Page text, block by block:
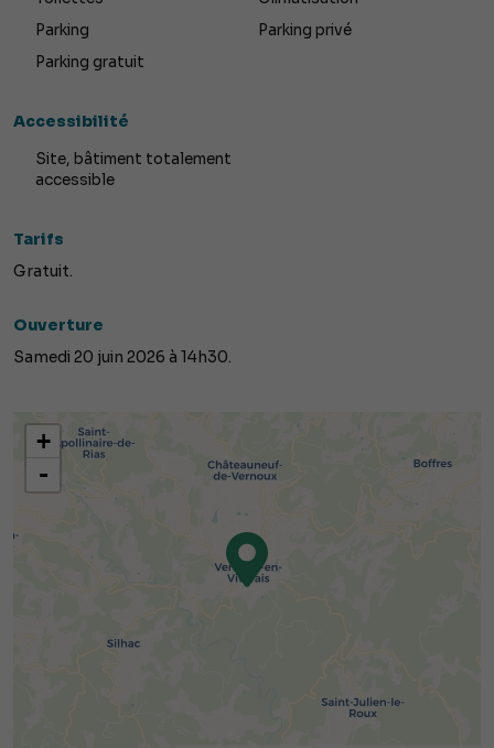
Parking
Parking privé
Parking gratuit
Accessibilité
Site, bâtiment totalement
accessible
Tarifs
Gratuit.
Ouverture
Samedi 20 juin 2026 à 14h30.
+
-